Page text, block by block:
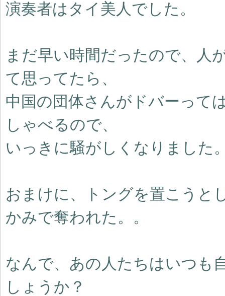
演奏者はタイ美人でした。
まだ早い時間だったので、人
て思ってたら、
中国の団体さんがドバーって
しゃべるので、
いっきに騒がしくなりました
おまけに、トングを置こうと
かみで奪われた。。
なんで、あの人たちはいつも
しょうか？